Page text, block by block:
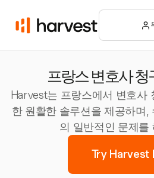
프랑스 변호사 청
Harvest는 프랑스에서 변호사
한 원활한 솔루션을 제공하며,
의 일반적인 문제를
Try Harvest